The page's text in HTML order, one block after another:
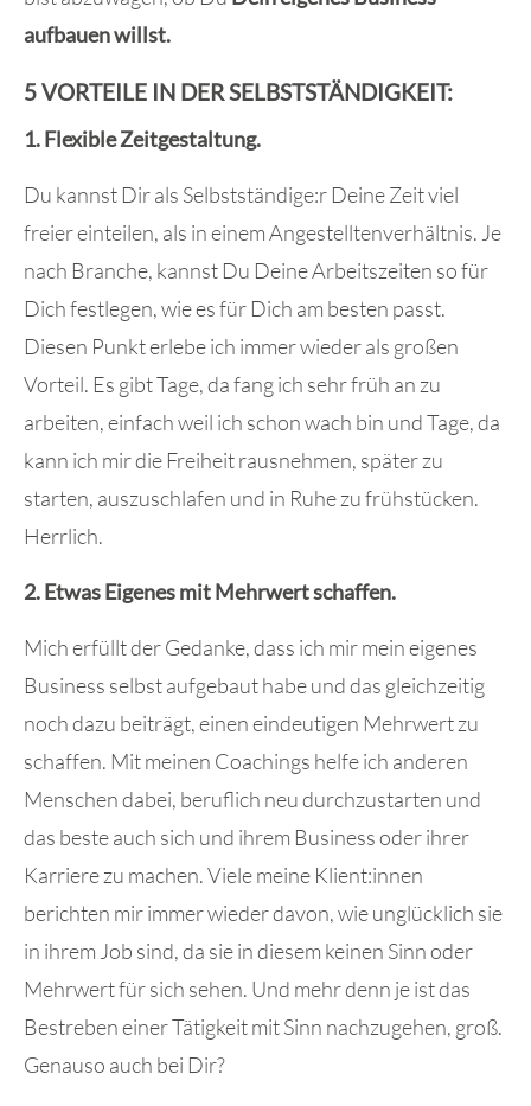
aufbauen willst.
5 VORTEILE IN DER SELBSTSTÄNDIGKEIT:
1. Flexible Zeitgestaltung.
Du kannst Dir als Selbstständige:r Deine Zeit viel
freier einteilen, als in einem Angestelltenverhältnis. Je
nach Branche, kannst Du Deine Arbeitszeiten so für
Dich festlegen, wie es für Dich am besten passt.
Diesen Punkt erlebe ich immer wieder als großen
Vorteil. Es gibt Tage, da fang ich sehr früh an zu
arbeiten, einfach weil ich schon wach bin und Tage, da
kann ich mir die Freiheit rausnehmen, später zu
starten, auszuschlafen und in Ruhe zu frühstücken.
Herrlich.
2. Etwas Eigenes mit Mehrwert schaffen.
Mich erfüllt der Gedanke, dass ich mir mein eigenes
Business selbst aufgebaut habe und das gleichzeitig
noch dazu beiträgt, einen eindeutigen Mehrwert zu
schaffen. Mit meinen Coachings helfe ich anderen
Menschen dabei, beruflich neu durchzustarten und
das beste auch sich und ihrem Business oder ihrer
Karriere zu machen. Viele meine Klient:innen
berichten mir immer wieder davon, wie unglücklich sie
in ihrem Job sind, da sie in diesem keinen Sinn oder
Mehrwert für sich sehen. Und mehr denn je ist das
Bestreben einer Tätigkeit mit Sinn nachzugehen, groß.
Genauso auch bei Dir?